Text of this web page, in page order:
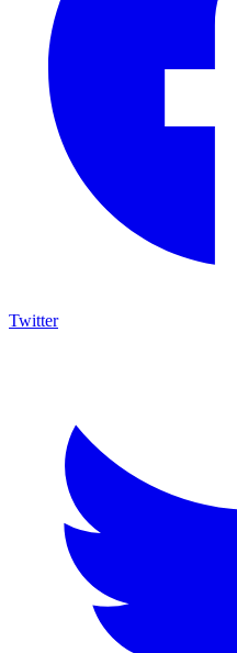
Twitter